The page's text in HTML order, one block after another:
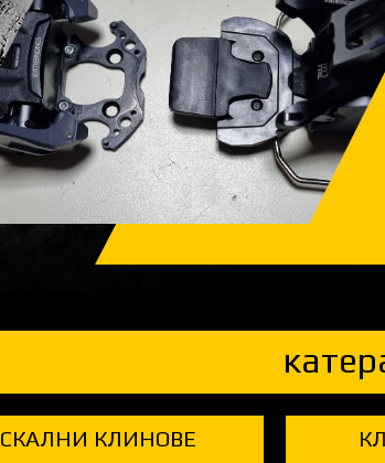
СКАЛНИ КЛИНОВЕ